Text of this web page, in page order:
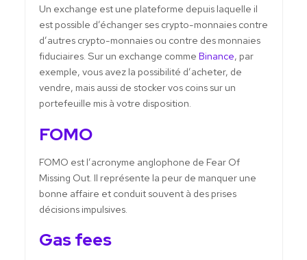
Un exchange est une plateforme depuis laquelle il
est possible d’échanger ses crypto-monnaies contre
d’autres crypto-monnaies ou contre des monnaies
fiduciaires. Sur un exchange comme Binance, par
exemple, vous avez la possibilité d’acheter, de
vendre, mais aussi de stocker vos coins sur un
portefeuille mis à votre disposition.
FOMO
FOMO est l’acronyme anglophone de Fear Of
Missing Out. Il représente la peur de manquer une
bonne affaire et conduit souvent à des prises
décisions impulsives.
Gas fees